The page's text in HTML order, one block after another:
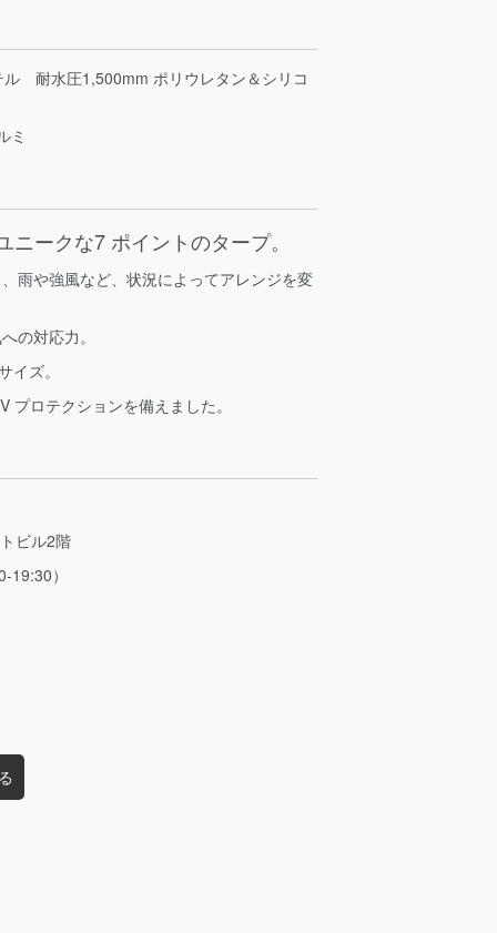
耐水圧1,500mm ポリウレタン＆シリコ
ミ
ークな7 ポイントのタープ。
雨や強風など、状況によってアレンジを変
の対応力。
ズ。
プロテクションを備えました。
ビル2階
）